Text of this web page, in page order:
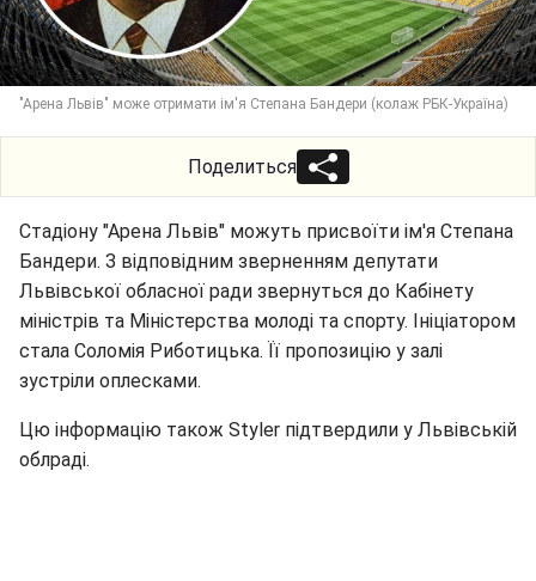
"Арена Львів" може отримати ім'я Степана Бандери (колаж РБК-Україна)
Поделиться
Стадіону "Арена Львів" можуть присвоїти ім'я Степана
Бандери. З відповідним зверненням депутати
Львівської обласної ради звернуться до Кабінету
міністрів та Міністерства молоді та спорту. Ініціатором
стала Соломія Риботицька. Її пропозицію у залі
зустріли оплесками.
Цю інформацію також Styler підтвердили у Львівській
облраді.